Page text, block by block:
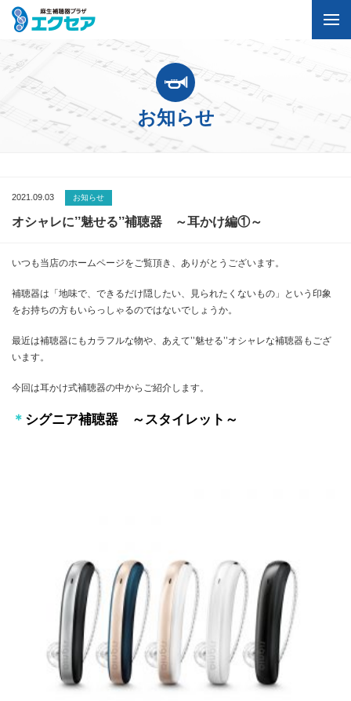
お知らせ
2021.09.03 お知らせ
オシャレに’’魅せる’’補聴器 ～耳かけ編①～
いつも当店のホームページをご覧頂き、ありがとうございます。
補聴器は「地味で、できるだけ隠したい、見られたくないもの」という印象
をお持ちの方もいらっしゃるのではないでしょうか。
最近は補聴器にもカラフルな物や、あえて’’魅せる’’オシャレな補聴器もござ
います。
今回は耳かけ式補聴器の中からご紹介します。
＊ シグニア補聴器 ～スタイレット～